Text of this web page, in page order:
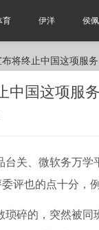
育 伊洋 侯
将终止中国这项服
关、微软务万学
评也的点十分，
琐碎的，突然被